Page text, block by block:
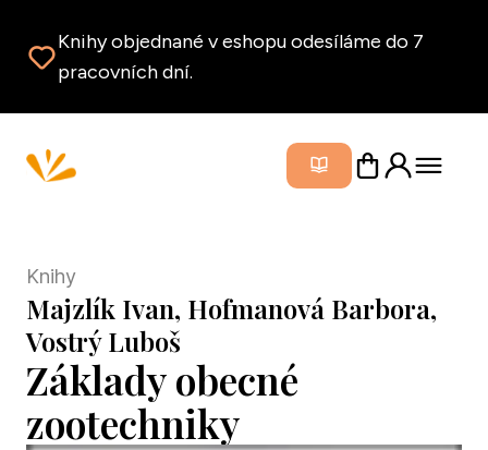
Knihy objednané v eshopu odesíláme do 7
pracovních dní.
Zavřít
Knihy
Majzlík Ivan, Hofmanová Barbora,
Vostrý Luboš
Základy obecné
zootechniky